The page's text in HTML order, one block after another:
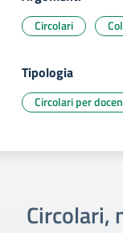
Circolari
Tipologia
Circolari per
Circolari,